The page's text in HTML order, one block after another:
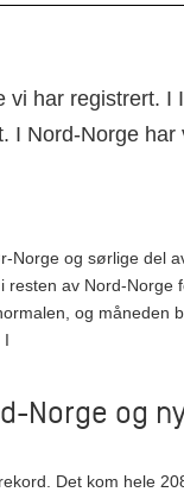
har registrert. I
Nord-Norge har
Norge og sørlige del
av Nord-Norge
og måneden
I
Norge og
Det kom hele